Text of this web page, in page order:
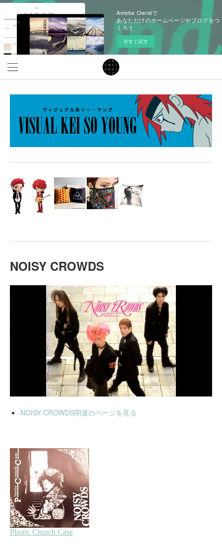
Ameba Owndで
あなただけのホームページやブログをつ
くろう
今すぐ試す
NOISY CROWDS
NOISY CROWDS関連のページを見る